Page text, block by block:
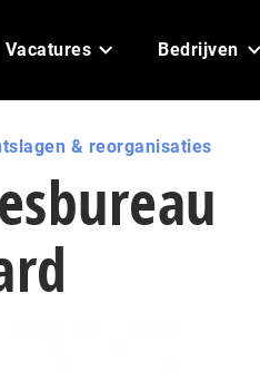
Vacatures Bedrijven
& reorganisaties